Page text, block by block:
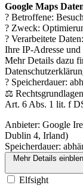
Google Maps
? Betroffene:
? Zweck:
? Verarbeitete
Ihre IP-Adresse
Mehr Details dazu
? Speicherdauer:
⚖️
Art. 6 Abs. 1 lit. f
Anbieter: Google
Dublin 4, Irland)
Speicherdauer:
Mehr Details
Elfsight